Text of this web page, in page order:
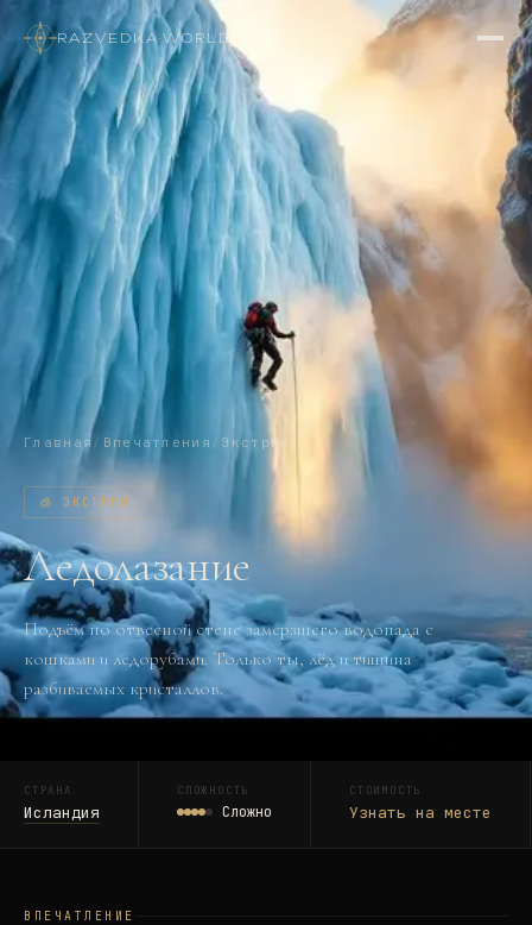
RAZVEDKA·WORLD
Главная/ Впечатления / Экстрим
🧊 ЭКСТРИМ
Ледолазание
Подъём по отвесной стене замерзшего водопада с
кошками и ледорубами. Только ты, лёд и тишина
разбиваемых кристаллов.
СТРАНА
Исландия
СЛОЖНОСТЬ
Сложно
СТОИМОСТЬ
Узнать на месте
ВПЕЧАТЛЕНИЕ